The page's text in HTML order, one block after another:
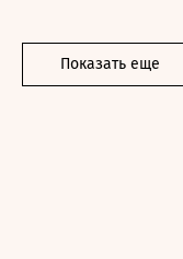
Показать еще